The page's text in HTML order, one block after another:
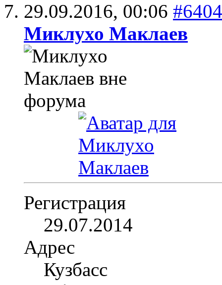
29.09.2016, 00:06 #6404
Миклухо Маклаев
Регистрация
29.07.2014
Адрес
Кузбасс